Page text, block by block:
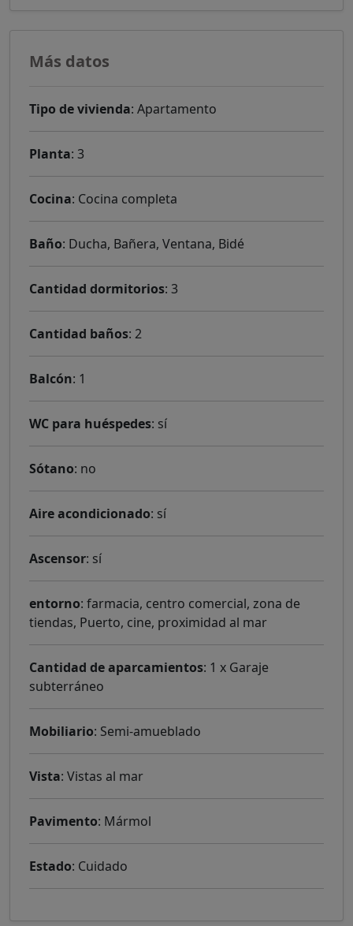
Más datos
Tipo de vivienda: Apartamento
Planta: 3
Cocina: Cocina completa
Baño: Ducha, Bañera, Ventana, Bidé
Cantidad dormitorios: 3
Cantidad baños: 2
Balcón: 1
WC para huéspedes: sí
Sótano: no
Aire acondicionado: sí
Ascensor: sí
entorno: farmacia, centro comercial, zona de
tiendas, Puerto, cine, proximidad al mar
Cantidad de aparcamientos: 1 x Garaje
subterráneo
Mobiliario: Semi-amueblado
Vista: Vistas al mar
Pavimento: Mármol
Estado: Cuidado